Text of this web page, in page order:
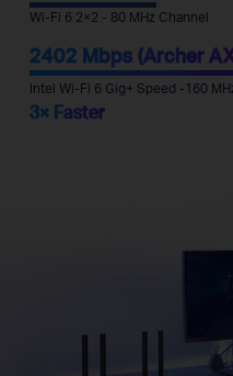
Wi-Fi 6 2×2 - 80 MHz Channel
2402 Mbps (Archer
Intel Wi-Fi 6 Gig+ Speed -160
3× Faster